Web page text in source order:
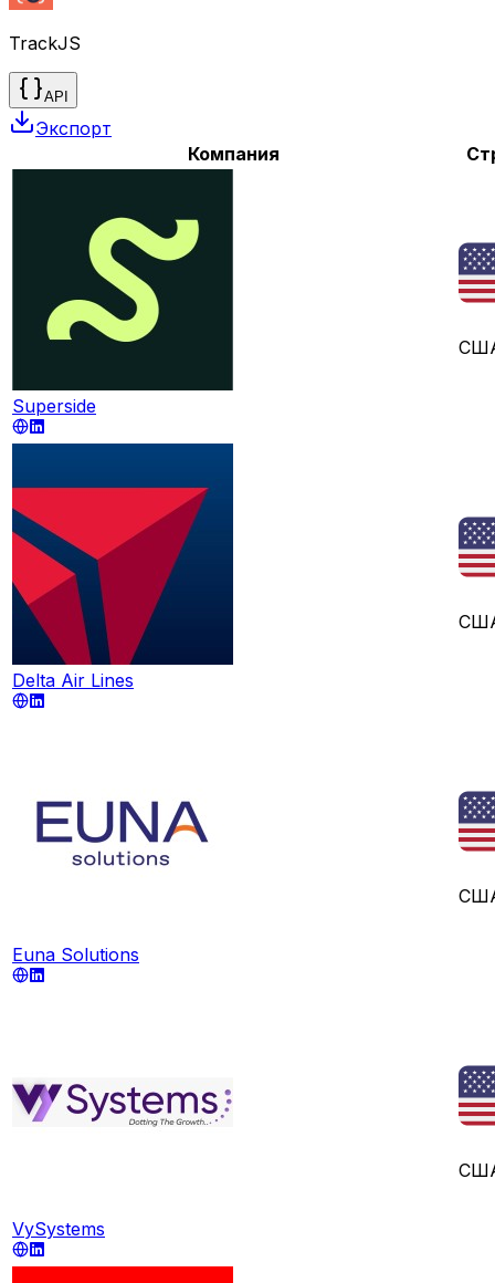
TrackJS
API
Экспорт
Компания
Superside
Delta Air Lines
Euna Solutions
VySystems